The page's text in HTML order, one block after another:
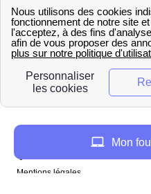
Services eau Toulon
Nos outils
🛁 Simulateur consommation eau
Qui sommes-nous ?
Mentions légales
Mon